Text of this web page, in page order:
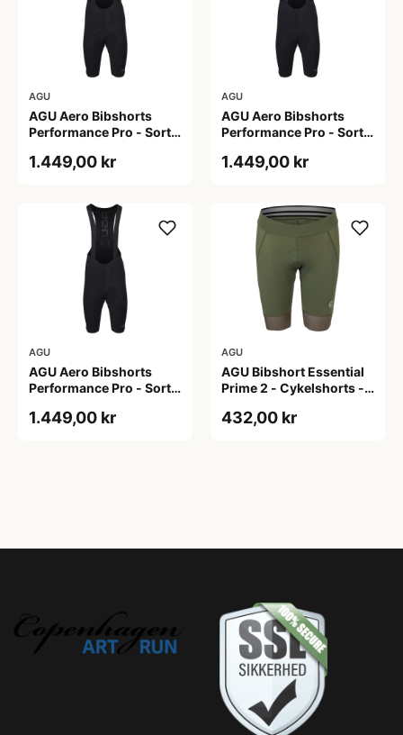
AGU
AGU Aero Bibshorts
Performance Pro - Sort -
1.449,00 kr
AGU
AGU Aero Bibshorts
Performance Pro - Sort -
1.449,00 kr
AGU
AGU Aero Bibshorts
Performance Pro - Sort -
1.449,00 kr
AGU
AGU Bibshort Essential
Prime 2 - Cykelshorts -
2XL
432,00 kr